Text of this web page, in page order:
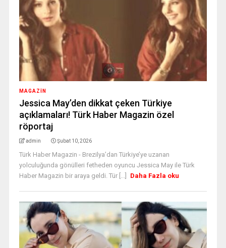
MAGAZİN
Jessica May’den dikkat çeken Türkiye
açıklamaları! Türk Haber Magazin özel
röportaj
admin Şubat 10, 2026
Türk Haber Magazin - Brezilya’dan Türkiye’ye uzanan
yolculuğunda gönülleri fetheden oyuncu Jessica May ile Türk
Haber Magazin bir araya geldi. Tür [...]
Daha Fazla oku